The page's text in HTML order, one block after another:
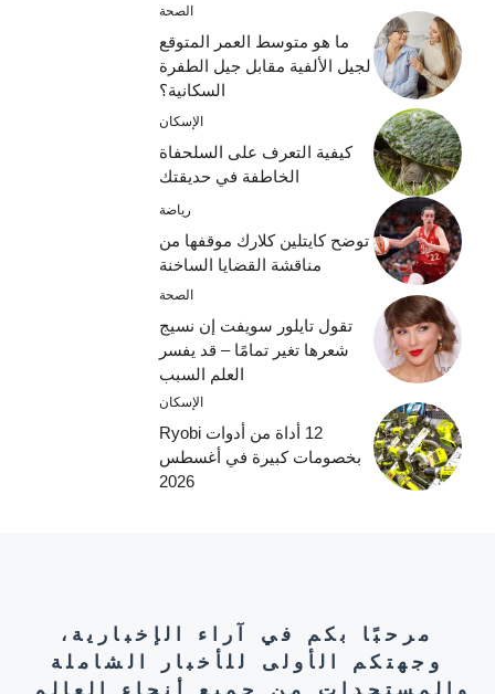
الصحة
ما هو متوسط ​​العمر المتوقع
لجيل الألفية مقابل جيل الطفرة
السكانية؟
الإسكان
كيفية التعرف على السلحفاة
الخاطفة في حديقتك
رياضة
توضح كايتلين كلارك موقفها من
مناقشة القضايا الساخنة
الصحة
تقول تايلور سويفت إن نسيج
شعرها تغير تمامًا – قد يفسر
العلم السبب
الإسكان
12 أداة من أدوات Ryobi
بخصومات كبيرة في أغسطس
2026
مرحبًا بكم في آراء الإخبارية،
وجهتكم الأولى للأخبار الشاملة